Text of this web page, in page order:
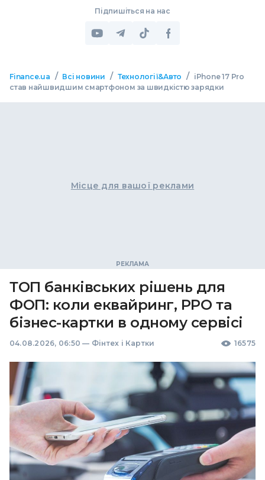
Підпишіться на нас
Finance.ua / Всі новини / Технології&Авто /
iPhone 17 Pro
став найшвидшим смартфоном за швидкістю зарядки
Місце для вашої реклами
ТОП банківських рішень для
ФОП: коли еквайринг, РРО та
бізнес-картки в одному сервісі
04.08.2026, 06:50 — Фінтех і Картки 16575